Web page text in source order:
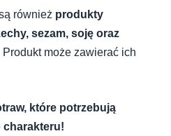
również produkty
sezam, soję oraz
Produkt może zawierać ich
które potrzebują
charakteru!